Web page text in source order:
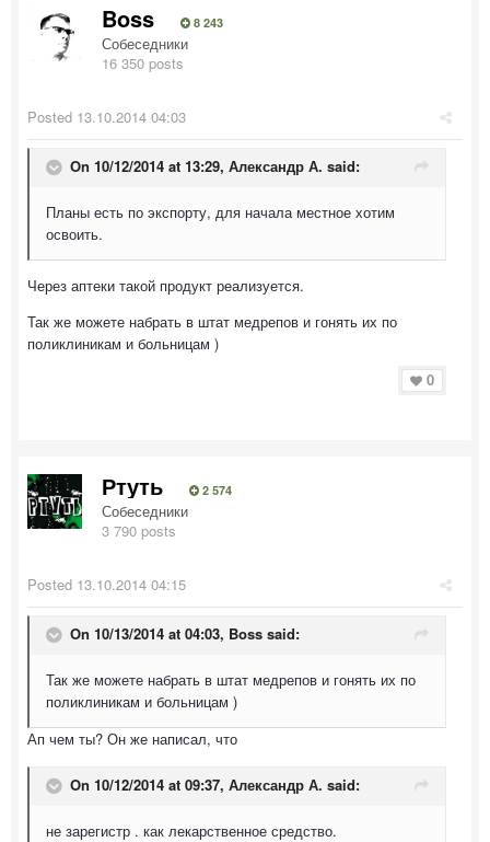
Boss 8 243
Собеседники
16 350 posts
Posted 13.10.2014 04:03
On 10/12/2014 at 13:29, Александр А. said:
Планы есть по экспорту, для начала местное хотим
освоить.
Через аптеки такой продукт реализуется.
Так же можете набрать в штат медрепов и гонять их по
поликлиникам и больницам )
0
Ртуть 2 574
Собеседники
3 790 posts
Posted 13.10.2014 04:15
On 10/13/2014 at 04:03, Boss said:
Так же можете набрать в штат медрепов и гонять их по
поликлиникам и больницам )
Ап чем ты? Он же написал, что
On 10/12/2014 at 09:37, Александр А. said:
не зарегистр . как лекарственное средство.